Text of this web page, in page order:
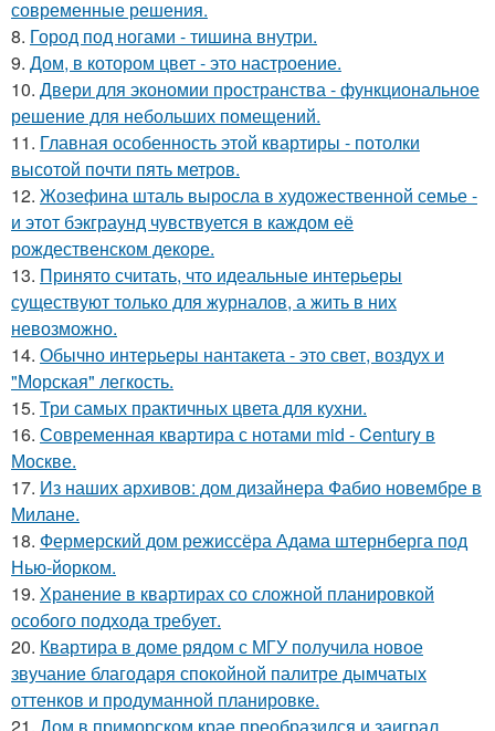
современные решения.
8. Город под ногами - тишина внутри.
9. Дом, в котором цвет - это настроение.
10. Двери для экономии пространства - функциональное
решение для небольших помещений.
11. Главная особенность этой квартиры - потолки
высотой почти пять метров.
12. Жозефина шталь выросла в художественной семье -
и этот бэкграунд чувствуется в каждом её
рождественском декоре.
13. Принято считать, что идеальные интерьеры
существуют только для журналов, а жить в них
невозможно.
14. Обычно интерьеры нантакета - это свет, воздух и
"Морская" легкость.
15. Три самых практичных цвета для кухни.
16. Современная квартира с нотами mid - Century в
Москве.
17. Из наших архивов: дом дизайнера Фабио новембре в
Милане.
18. Фермерский дом режиссёра Адама штернберга под
Нью-йорком.
19. Хранение в квартирах со сложной планировкой
особого подхода требует.
20. Квартира в доме рядом с МГУ получила новое
звучание благодаря спокойной палитре дымчатых
оттенков и продуманной планировке.